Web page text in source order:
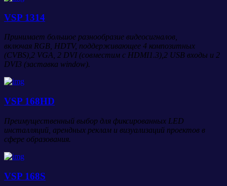
VSP 1314
Принимает большое разнообразие видеосигналов,
включая RGB, HDTV, поддерживающее 4 композитных
(CVBS),2 VGA, 2 DVI (совместим с HDMI1.3),2 USB входы и 2
DVI3 (заставка window).
VSP 168HD
Преимущественный выбор для фиксированных LED
инсталляций, арендных реклам и визуализаций проектов в
сфере образования.
VSP 168S